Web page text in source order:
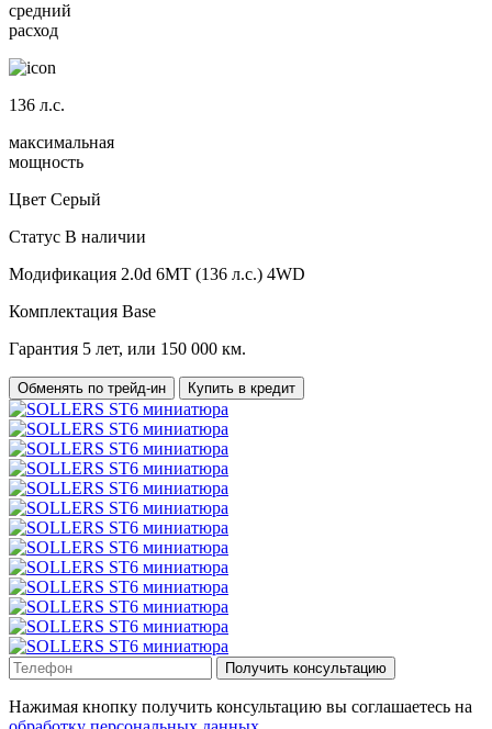
средний
расход
136 л.с.
максимальная
мощность
Цвет Серый
Статус В наличии
Модификация 2.0d 6MT (136 л.с.) 4WD
Комплектация Base
Гарантия 5 лет, или 150 000 км.
Обменять по трейд-ин Купить в кредит
Получить консультацию
Нажимая кнопку получить консультацию вы соглашаетесь на